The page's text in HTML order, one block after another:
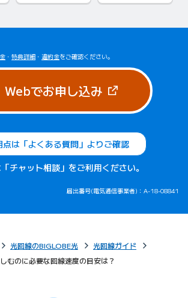
・ 特典詳細 ・ 違約金をご確認ください。
Webでお申し込み（新しいタブ
点は「よくある質問」よりご確認
チャット相談」をご利用ください。
届出番号(電気通信事業者)：A-18-08841
光回線のBIGLOBE光
光回線ガイド
むのに必要な回線速度の目安は？
ブで開きます）
びっぷるのページ